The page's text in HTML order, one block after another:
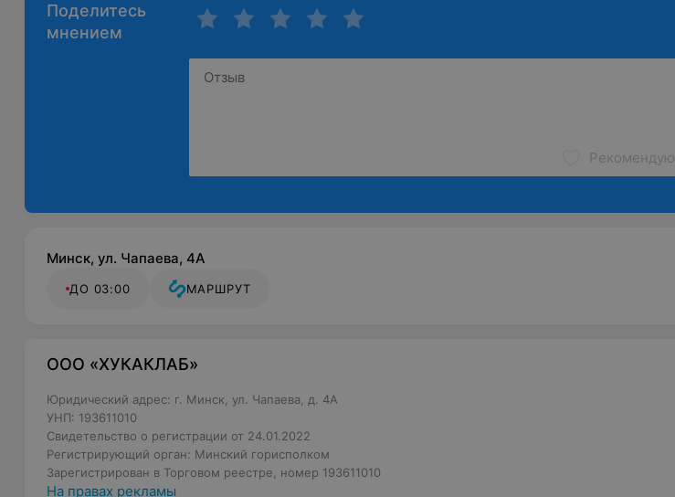
Поделитесь
мнением
Рекомендую
Минск, ул. Чапаева, 4А
ДО 03:00 МАРШРУТ
ООО «ХУКАКЛАБ»
Юридический адрес: г. Минск, ул. Чапаева, д. 4А
УНП: 193611010
Свидетельство о регистрации от 24.01.2022
Регистрирующий орган: Минский горисполком
Зарегистрирован в Торговом реестре, номер 193611010
На правах рекламы